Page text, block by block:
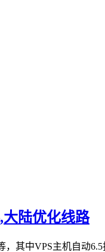
陆优化线路
其中VPS主机自动